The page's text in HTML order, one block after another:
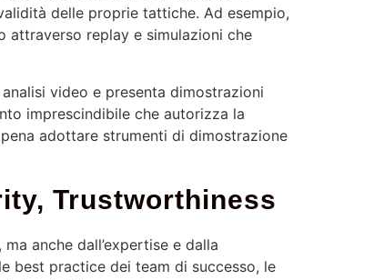
delle proprie tattiche. Ad esempio,
attraverso replay e simulazioni che
video e presenta dimostrazioni
imprescindibile che autorizza la
adottare strumenti di dimostrazione
Trustworthiness
anche dall’expertise e dalla
best practice dei team di successo, le